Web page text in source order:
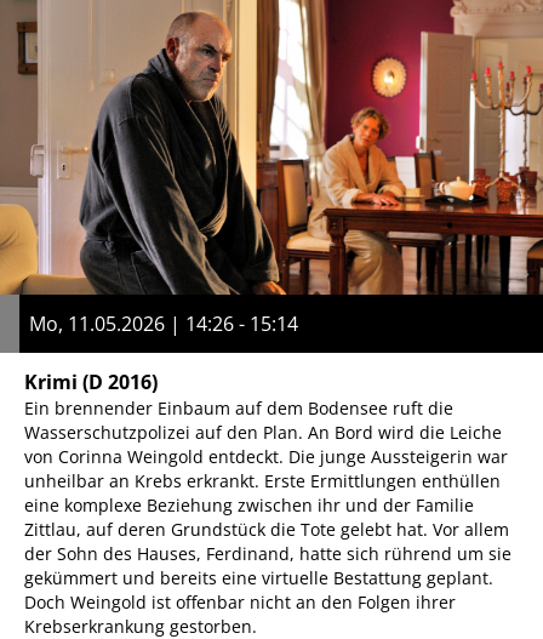
Mo, 11.05.2026 | 14:26 - 15:14
Krimi (D 2016)
Ein brennender Einbaum auf dem Bodensee ruft die
Wasserschutzpolizei auf den Plan. An Bord wird die Leiche
von Corinna Weingold entdeckt. Die junge Aussteigerin war
unheilbar an Krebs erkrankt. Erste Ermittlungen enthüllen
eine komplexe Beziehung zwischen ihr und der Familie
Zittlau, auf deren Grundstück die Tote gelebt hat. Vor allem
der Sohn des Hauses, Ferdinand, hatte sich rührend um sie
gekümmert und bereits eine virtuelle Bestattung geplant.
Doch Weingold ist offenbar nicht an den Folgen ihrer
Krebserkrankung gestorben.